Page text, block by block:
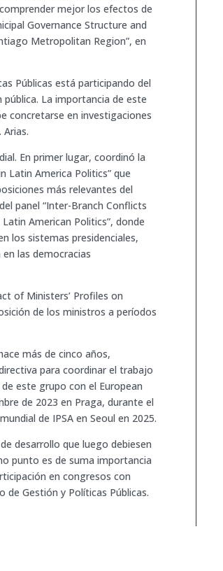
mejor los efectos de
Governance Structure and
Metropolitan Region”, en
Públicas está participando del
La importancia de este
concretarse en investigaciones
En primer lugar, coordinó la
Latin America Politics” que
más relevantes del
panel “Inter-Branch Conflicts
American Politics”, donde
los sistemas presidenciales,
las democracias
of Ministers’ Profiles on
de los ministros a períodos
más de cinco años,
para coordinar el trabajo
este grupo con el European
de 2023 en Praga, durante el
de IPSA en Seoul en 2025.
desarrollo que luego debiesen
punto es de suma importancia
en congresos con
de Gestión y Políticas Públicas.